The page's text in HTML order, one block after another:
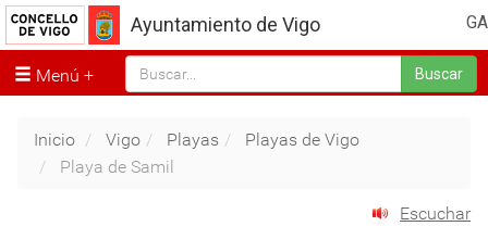
GA
Ayuntamiento de Vigo
Menú Buscar
Inicio Vigo Playas
Playas de Vigo
Playa de Samil
Escuchar